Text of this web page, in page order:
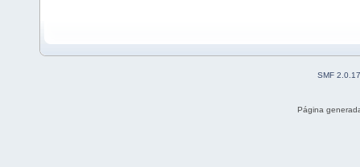
SMF 2.0.17
Página